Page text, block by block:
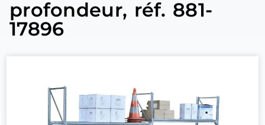
profondeur, réf. 881-
17896